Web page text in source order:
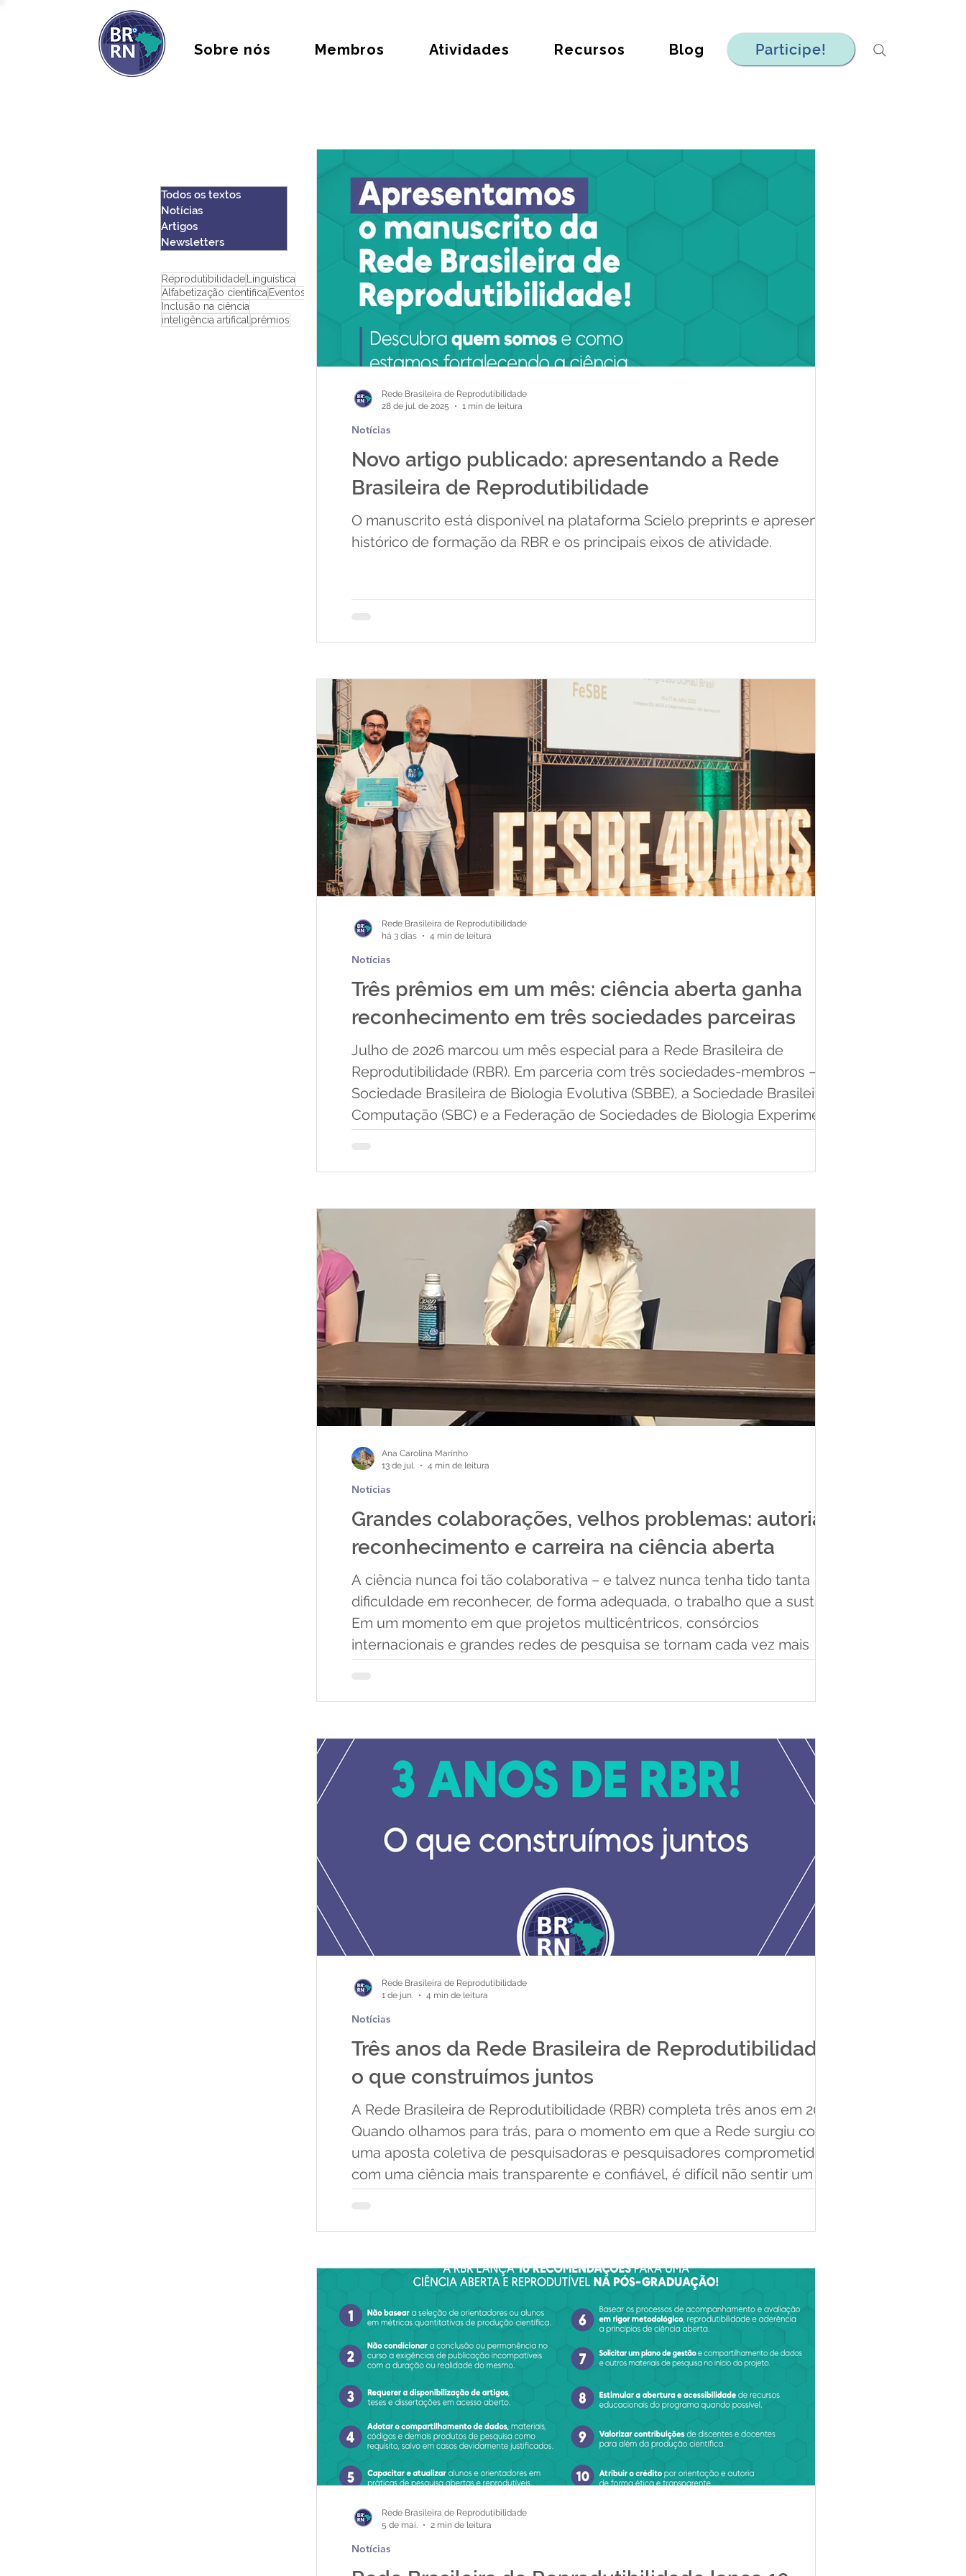
Sobre nós Membros Atividades Recursos Blog Participe!
Todos os textos
Notícias
Artigos
Newsletters
Reprodutibilidade
Linguística
Alfabetização cientifica Eventos
Inclusão na ciência
inteligência artifical prêmios
Novo artigo publicado: apresentando a Rede
Brasileira de Reprodutibilidade
O manuscrito está disponível na plataforma Scielo preprints e apresenta o
histórico de formação da RBR e os principais eixos de atividade.
Notícias
Rede Brasileira de Reprodutibilidade
28 de jul. de 2025
1 min de leitura
Três prêmios em um mês: ciência aberta ganha
reconhecimento em três sociedades parceiras
Julho de 2026 marcou um mês especial para a Rede Brasileira de
Reprodutibilidade (RBR). Em parceria com três sociedades-membros — a
Sociedade Brasileira de Biologia Evolutiva (SBBE), a Sociedade Brasileira de
Computação (SBC) e a Federação de Sociedades de Biologia Experimental
Notícias
Rede Brasileira de Reprodutibilidade
há 3 dias
4 min de leitura
Grandes colaborações, velhos problemas: autoria,
reconhecimento e carreira na ciência aberta
A ciência nunca foi tão colaborativa – e talvez nunca tenha tido tanta
dificuldade em reconhecer, de forma adequada, o trabalho que a sustenta.
Em um momento em que projetos multicêntricos, consórcios
internacionais e grandes redes de pesquisa se tornam cada vez mais
Notícias
Ana Carolina Marinho
13 de jul.
4 min de leitura
Três anos da Rede Brasileira de Reprodutibilidade:
o que construímos juntos
A Rede Brasileira de Reprodutibilidade (RBR) completa três anos em 2026.
Quando olhamos para trás, para o momento em que a Rede surgiu como
uma aposta coletiva de pesquisadoras e pesquisadores comprometidos
com uma ciência mais transparente e confiável, é difícil não sentir um
Notícias
Rede Brasileira de Reprodutibilidade
1 de jun.
4 min de leitura
Notícias
Rede Brasileira de Reprodutibilidade
5 de mai.
2 min de leitura